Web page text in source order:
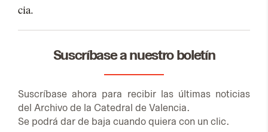
cia.
Suscríbase a nuestro boletín
Sus­crí­ba­se aho­ra para re­ci­bir las úl­ti­mas no­ti­cias
del Ar­chi­vo de la Ca­te­dral de Va­len­cia.
Se po­drá dar de baja cuan­do quie­ra con un clic.